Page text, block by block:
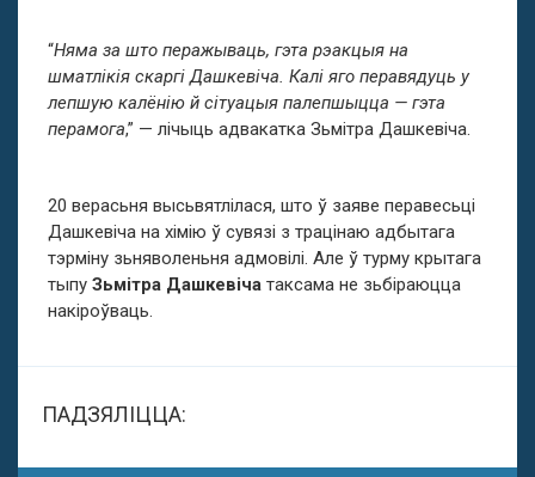
“Няма за што перажываць, гэта рэакцыя на
шматлікія скаргі Дашкевіча. Калі яго перавядуць у
лепшую калёнію й сітуацыя палепшыцца — гэта
перамога,” — лічыць адвакатка Зьмітра Дашкевіча.
20 верасьня высьвятлілася, што ў заяве перавесьці
Дашкевіча на хімію ў сувязі з трацінаю адбытага
тэрміну зьняволеньня адмовілі. Але ў турму крытага
тыпу Зьмітра Дашкевіча таксама не зьбіраюцца
накіроўваць.
ПАДЗЯЛІЦЦА: